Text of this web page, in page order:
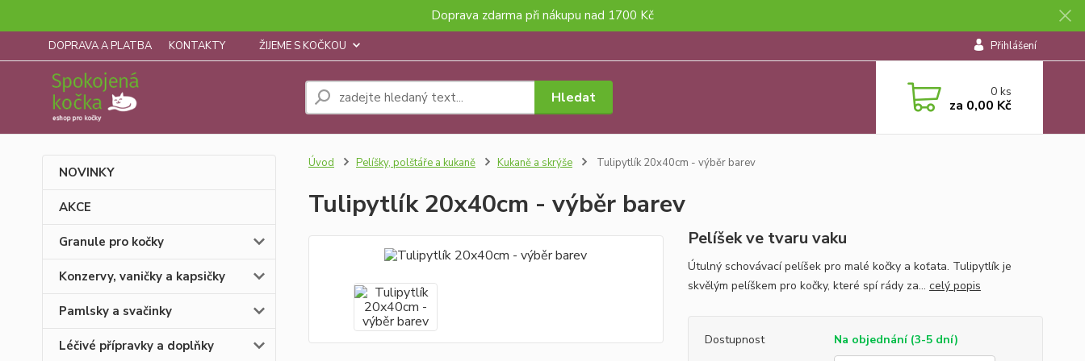
Doprava zdarma při nákupu nad 1700 Kč
DOPRAVA A PLATBA KONTAKTY ŽIJEME S KOČKOU Přihlášení
Hledat 0ks
za 0,00 Kč
NOVINKY
AKCE
Granule pro kočky
Konzervy, vaničky a kapsičky
Pamlsky a svačinky
Léčivé přípravky a doplňky
Úvod Pelíšky, polštáře a kukaně Kukaně a skrýše Tulipytlík 20x40cm - výběr barev
Tulipytlík 20x40cm - výběr barev
Pelíšek ve tvaru vaku
Útulný schovávací pelíšek pro malé kočky a koťata. Tulipytlík je
skvělým pelíškem pro kočky, které spí rády za... celý popis
Dostupnost Na objednání (3-5 dní)